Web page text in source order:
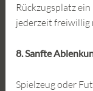
Rückzugsplatz
jederzeit freiwillig
8. Sanfte
Spielzeug oder